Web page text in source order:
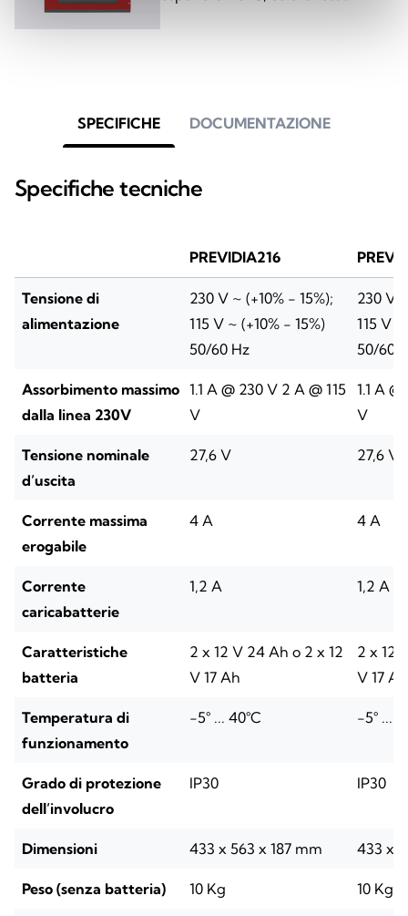
SPECIFICHE DOCUMENTAZIONE
Specifiche tecniche
PREVIDIA216
Tensione di
alimentazione
230 V ~ (+10% - 15%);
115 V ~ (+10% - 15%)
50/60 Hz
230 V
115 V
50/60
Assorbimento massimo
dalla linea 230V
1.1 A @ 230 V 2 A @ 115
V
1.1 A
V
Tensione nominale
d’uscita
27,6 V 27,6 V
Corrente massima
erogabile
4 A 4 A
Corrente
caricabatterie
1,2 A 1,2 A
Caratteristiche
batteria
2 x 12 V 24 Ah o 2 x 12
V 17 Ah
2 x 12
V 17 Ah
Temperatura di
funzionamento
-5° ... 40°C -5° ...
Grado di protezione
dell’involucro
IP30 IP30
Dimensioni 433 x 563 x 187 mm 433 x
Peso (senza batteria) 10 Kg 10 Kg